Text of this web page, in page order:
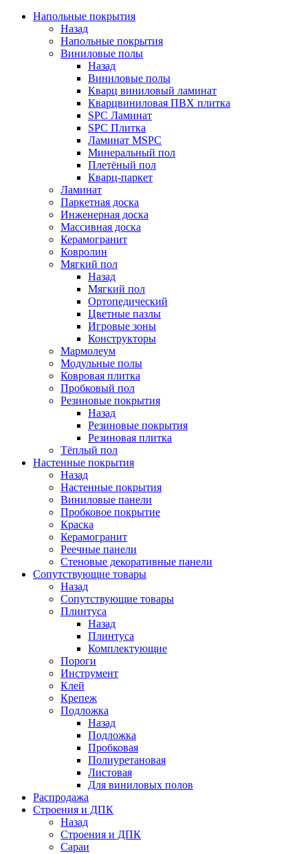
Напольные покрытия
Назад
Напольные покрытия
Виниловые полы
Назад
Виниловые полы
Кварц виниловый ламинат
Кварцвиниловая ПВХ плитка
SPC Ламинат
SPC Плитка
Ламинат MSPC
Минеральный пол
Плетёный пол
Кварц-паркет
Ламинат
Паркетная доска
Инженерная доска
Массивная доска
Керамогранит
Ковролин
Мягкий пол
Назад
Мягкий пол
Ортопедический
Цветные пазлы
Игровые зоны
Конструкторы
Мармолеум
Модульные полы
Ковровая плитка
Пробковый пол
Резиновые покрытия
Назад
Резиновые покрытия
Резиновая плитка
Тёплый пол
Настенные покрытия
Назад
Настенные покрытия
Виниловые панели
Пробковое покрытие
Краска
Керамогранит
Реечные панели
Стеновые декоративные панели
Сопутствующие товары
Назад
Сопутствующие товары
Плинтуса
Назад
Плинтуса
Комплектующие
Пороги
Инструмент
Клей
Крепеж
Подложка
Назад
Подложка
Пробковая
Полиуретановая
Листовая
Для виниловых полов
Распродажа
Строения и ДПК
Назад
Строения и ДПК
Сараи